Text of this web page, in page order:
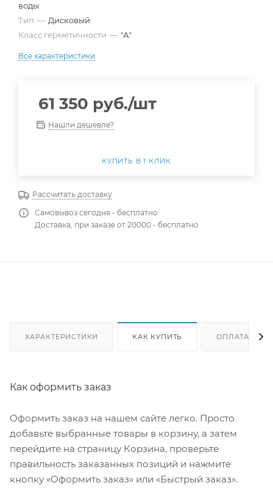
воды
Тип — Дисковый
Класс герметичности — "А"
Все характеристики
61 350 руб./шт
Нашли дешевле?
КУПИТЬ В 1 КЛИК
Рассчитать доставку
Самовывоз сегодня - бесплатно
Доставка, при заказе от 20000 - бесплатно
ХАРАКТЕРИСТИКИ КАК КУПИТЬ ОПЛАТА
Как оформить заказ
Оформить заказ на нашем сайте легко. Просто
добавьте выбранные товары в корзину, а затем
перейдите на страницу Корзина, проверьте
правильность заказанных позиций и нажмите
кнопку «Оформить заказ» или «Быстрый заказ».